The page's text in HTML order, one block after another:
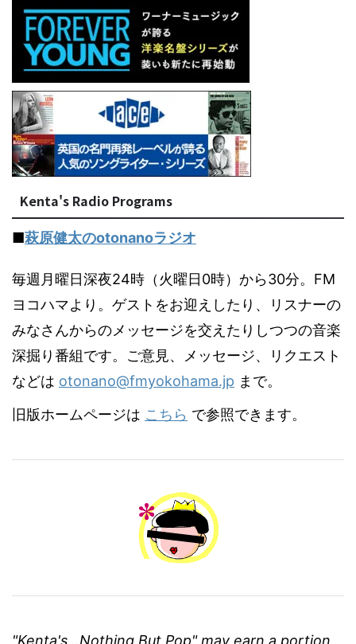
Kenta's Radio Programs
■萩原健太のotonanoラジオ
毎週月曜日深夜24時（火曜日0時）から30分。FM
ヨコハマより。ゲストをお迎えしたり、リスナーの
みなさんからのメッセージを交えたりしつつの音楽
深掘り番組です。ご意見、メッセージ、リクエスト
などは otonano@fmyokohama.jp まで。
旧版ホームページは こちら で参照できます。
"Kenta's...Nothing But Pop" may earn a portion